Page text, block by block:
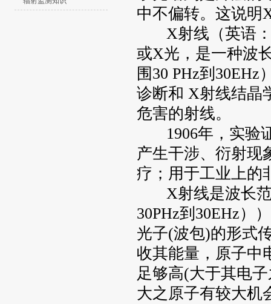
中不偏转。这说明
X射线（英语：
或X光，是一种波
围30 PHz到
诊断和 X射线结晶
危害的射线。
1906年，实验证
产生干涉、衍射现
疗；用于工业上
X射线是波长范
30PHz到30EHz）
光子(波包)的形式
收其能量，原子中
足够高(大于其电
大之原子有较大机